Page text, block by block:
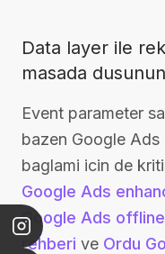
Data layer ile
masada dusunun
Event parameter
bazen Google
baglami icin de
Google Ads
Google Ads
rehberi ve Ordu